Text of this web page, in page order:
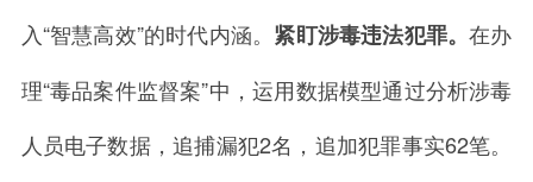
入“智慧高效”的时代内涵。 紧盯涉毒违法犯罪。在办
理“毒品案件监督案”中，运用数据模型通过分析涉毒
人员电子数据，追捕漏犯2名，追加犯罪事实62笔。